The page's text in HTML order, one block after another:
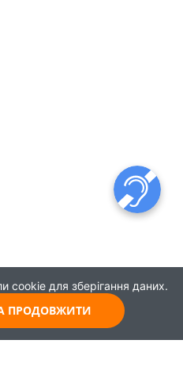
cookie для зберігання даних.
ПРОДОВЖИТИ